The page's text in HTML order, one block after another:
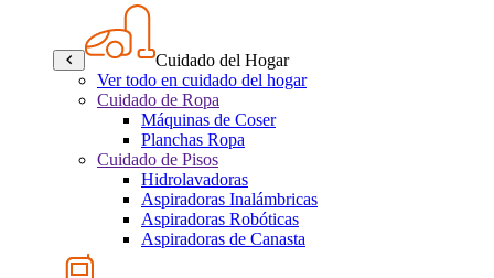
Cuidado del Hogar
Ver todo en cuidado del hogar
Cuidado de Ropa
Máquinas de Coser
Planchas Ropa
Cuidado de Pisos
Hidrolavadoras
Aspiradoras Inalámbricas
Aspiradoras Robóticas
Aspiradoras de Canasta